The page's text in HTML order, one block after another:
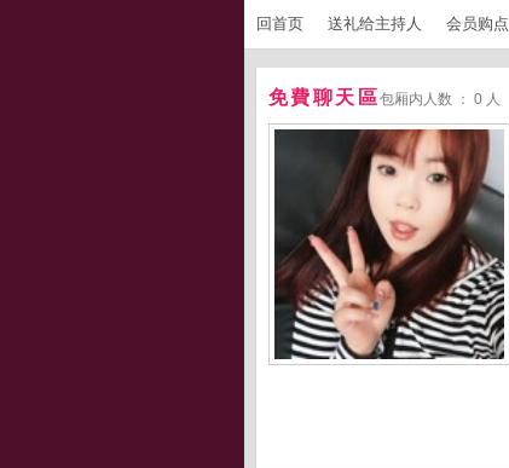
回首页 送礼给主持人 会员购点
免費聊天區包厢内人数 ： 0 人